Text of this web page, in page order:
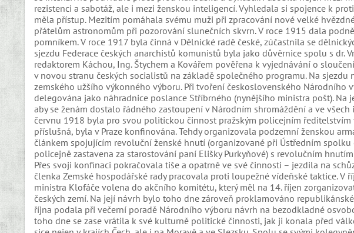
rezistenci a sabotáž, ale i mezi ženskou inteligencí. Vyhledala si spojence k
měla přístup. Mezitím pomáhala svému muži při zpracování nové velké
přátelům astronomům při pozorování slunečních skvrn. V roce 1915 dala
pomníkem. V roce 1917 byla činná v Dělnické radě české, zúčastnila se
sjezdu Federace českých anarchistů komunistů byla jako důvěrnice spolu s dr.
redaktorem Káchou, Ing. Štychem a Kovářem pověřena k vyjednávání o
v novou stranu českých socialistů na základě společného programu. Na
zemského užšího výkonného výboru. Při tvoření československého Národního
delegována jako náhradnice poslance Stříbrného (nynějšího ministra pošt). Na
aby se ženám dostalo řádného zastoupení v Národním shromáždění a ve
červnu 1918 byla pro svou politickou činnost pražským policejním ředitelstvím
příslušná, byla v Praze konfinována. Tehdy organizovala podzemní ženskou
článkem spojujícím revoluční ženské hnutí (organizované při Ústředním
policejně zastavena za starostování paní Elišky Purkyňové) s revolučním
Přes svoji konfinaci pokračovala tiše a opatrně ve své činnosti – jezdila na
členka Zemské hospodářské rady pracovala proti loupežné vídeňské taktice.
ministra Klofáče volena do akčního komitétu, který měl na 14. říjen
českých zemí. Na její návrh bylo toho dne zároveň proklamováno
října podala při večerní poradě Národního výboru návrh na bezodkladné
toho dne se zase vrátila k své kulturně politické činnosti, jak ji konala před